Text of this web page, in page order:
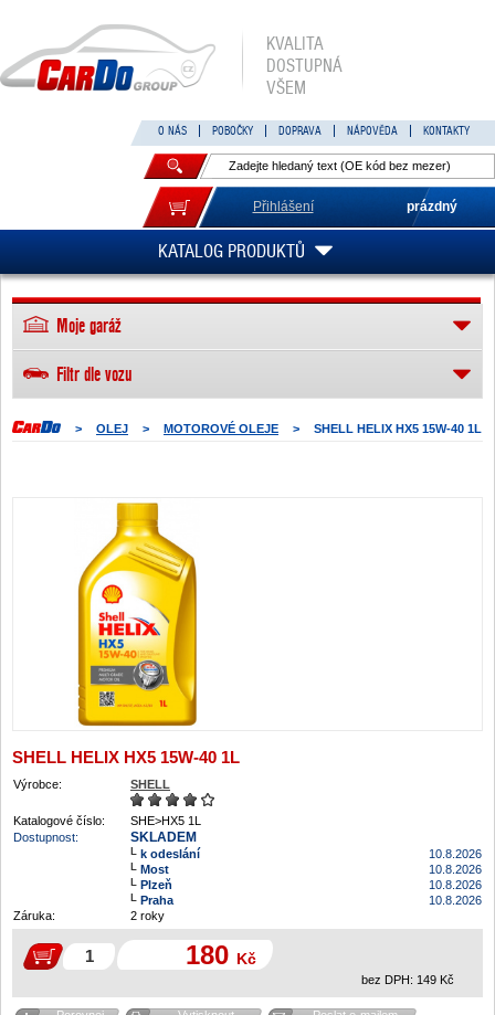
KVALITA
DOSTUPNÁ
VŠEM
O NÁS POBOČKY DOPRAVA NÁPOVĚDA KONTAKTY
Přihlášení prázdný
KATALOG PRODUKTŮ
> OLEJ > MOTOROVÉ OLEJE > SHELL HELIX HX5 15W-40 1L
SHELL HELIX HX5 15W-40 1L
Výrobce: SHELL
Katalogové číslo:
SHE>HX5 1L
Dostupnost:
SKLADEM
k odeslání
10.8.2026
Most
10.8.2026
Plzeň
10.8.2026
Praha
10.8.2026
Záruka:
2 roky
180 Kč
bez DPH: 149 Kč
Moje garáž
Filtr dle vozu